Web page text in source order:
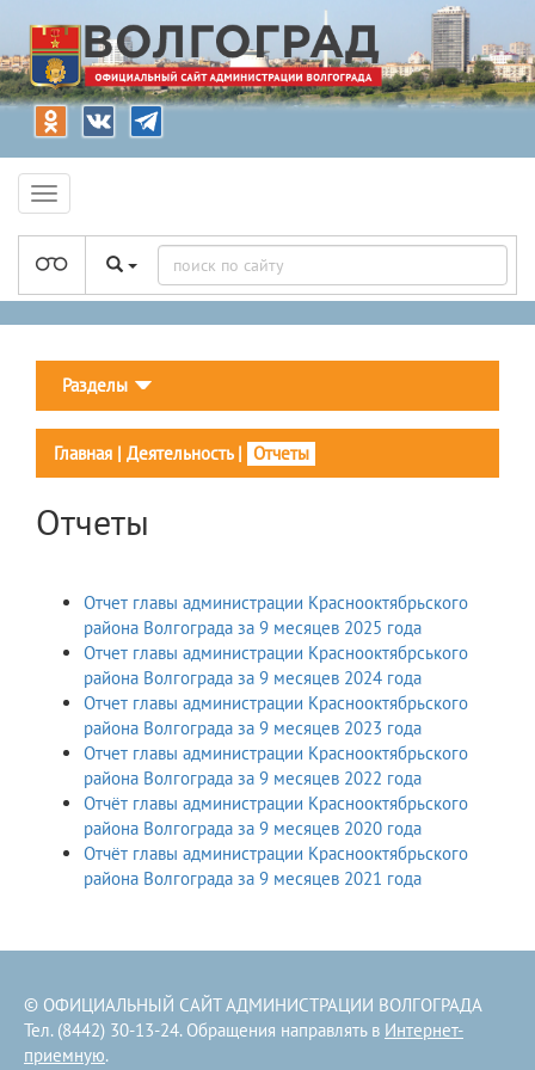
Разделы
Главная | Деятельность| Отчеты
Отчеты
Отчет главы администрации Краснооктябрьского
района Волгограда за 9 месяцев 2025 года
Отчет главы администрации Краснооктябрського
района Волгограда за 9 месяцев 2024 года
Отчет главы администрации Краснооктябрьского
района Волгограда за 9 месяцев 2023 года
Отчет главы администрации Краснооктябрьского
района Волгограда за 9 месяцев 2022 года
Отчёт главы администрации Краснооктябрьского
района Волгограда за 9 месяцев 2020 года
Отчёт главы администрации Краснооктябрьского
района Волгограда за 9 месяцев 2021 года
© ОФИЦИАЛЬНЫЙ САЙТ АДМИНИСТРАЦИИ ВОЛГОГРАДА
Тел. (8442) 30-13-24. Обращения направлять в Интернет-
приемную.